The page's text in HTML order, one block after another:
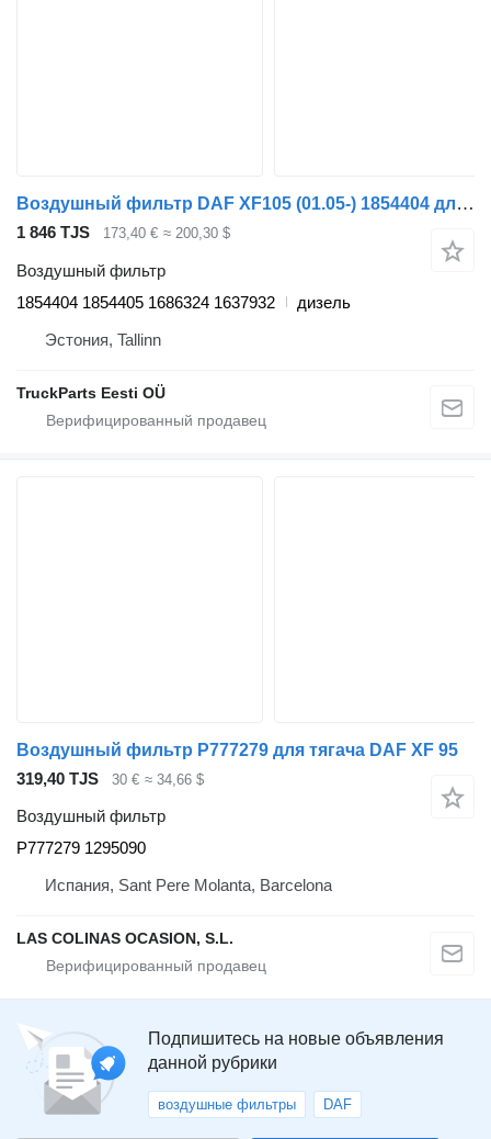
Воздушный фильтр DAF XF105 (01.05-) 1854404 для тягача DAF XF95, XF105 (2001-2014)
1 846 TJS 173,40 € ≈ 200,30 $
Воздушный фильтр
1854404 1854405 1686324 1637932
дизель
Эстония, Tallinn
TruckParts Eesti OÜ
Воздушный фильтр P777279 для тягача DAF XF 95
319,40 TJS
30 € ≈ 34,66 $
Воздушный фильтр
P777279 1295090
Испания, Sant Pere Molanta, Barcelona
LAS COLINAS OCASION, S.L.
Подпишитесь на новые объявления
данной рубрики
воздушные фильтры DAF